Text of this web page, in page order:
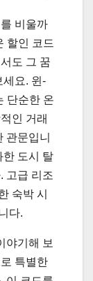
비울까
할인 코드
도 그 꿈
세요. 윈-
단순한 온
인 거래
관문입니
한 도시 탈
고급 리조
숙박 시
다.
야기해 보
특별한